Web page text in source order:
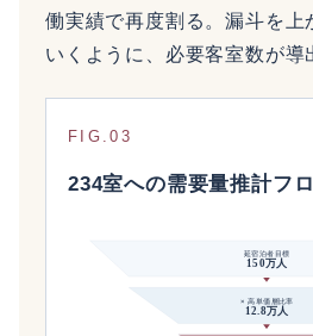
働実績で再度割る。漏斗を上
いくように、必要客室数が導
FIG.03
234室への需要量推計フ
延宿泊者目標
150万人
× 高単価層比率
12.8万人